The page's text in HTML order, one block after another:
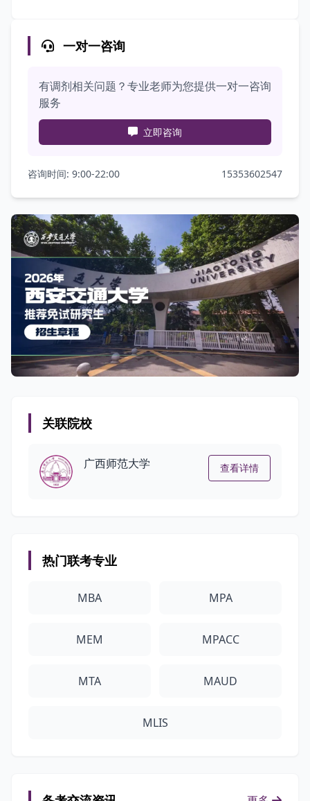
一对一咨询
有调剂相关问题？专业老师为您提供一对一咨询
服务
立即咨询
咨询时间: 9:00-22:00 15353602547
关联院校
广西师范大学 查看详情
热门联考专业
MBA MPA
MEM MPACC
MTA MAUD
MLIS